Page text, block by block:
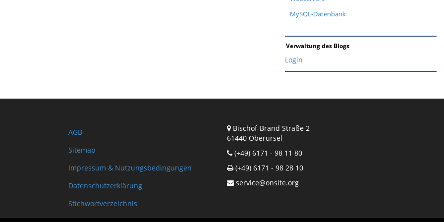
MySQL-Datenbank
Verwaltung des Blogs
Login
AGB
Sitemap
Impressum & Nutzungsbedingungen
Datenschutzerklärung
Stichwortverzeichnis
Bischof-Brand Straße 2
61440 Oberursel
(+49) 6171 - 98 11 80
(+49) 6171 - 98 28 10
service@onsite.org